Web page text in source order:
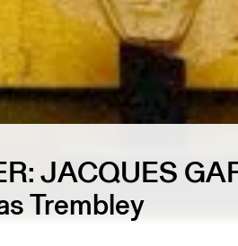
JACQUES
Trembley